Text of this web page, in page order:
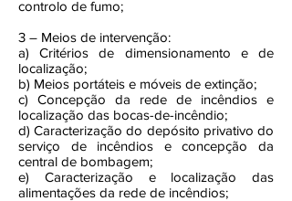
controlo de fumo;
3 – Meios de intervenção:
a) Critérios de dimensionamento e de
localização;
b) Meios portáteis e móveis de extinção;
c) Concepção da rede de incêndios e
localização das bocas-de-incêndio;
d) Caracterização do depósito privativo do
serviço de incêndios e concepção da
central de bombagem;
e) Caracterização e localização das
alimentações da rede de incêndios;